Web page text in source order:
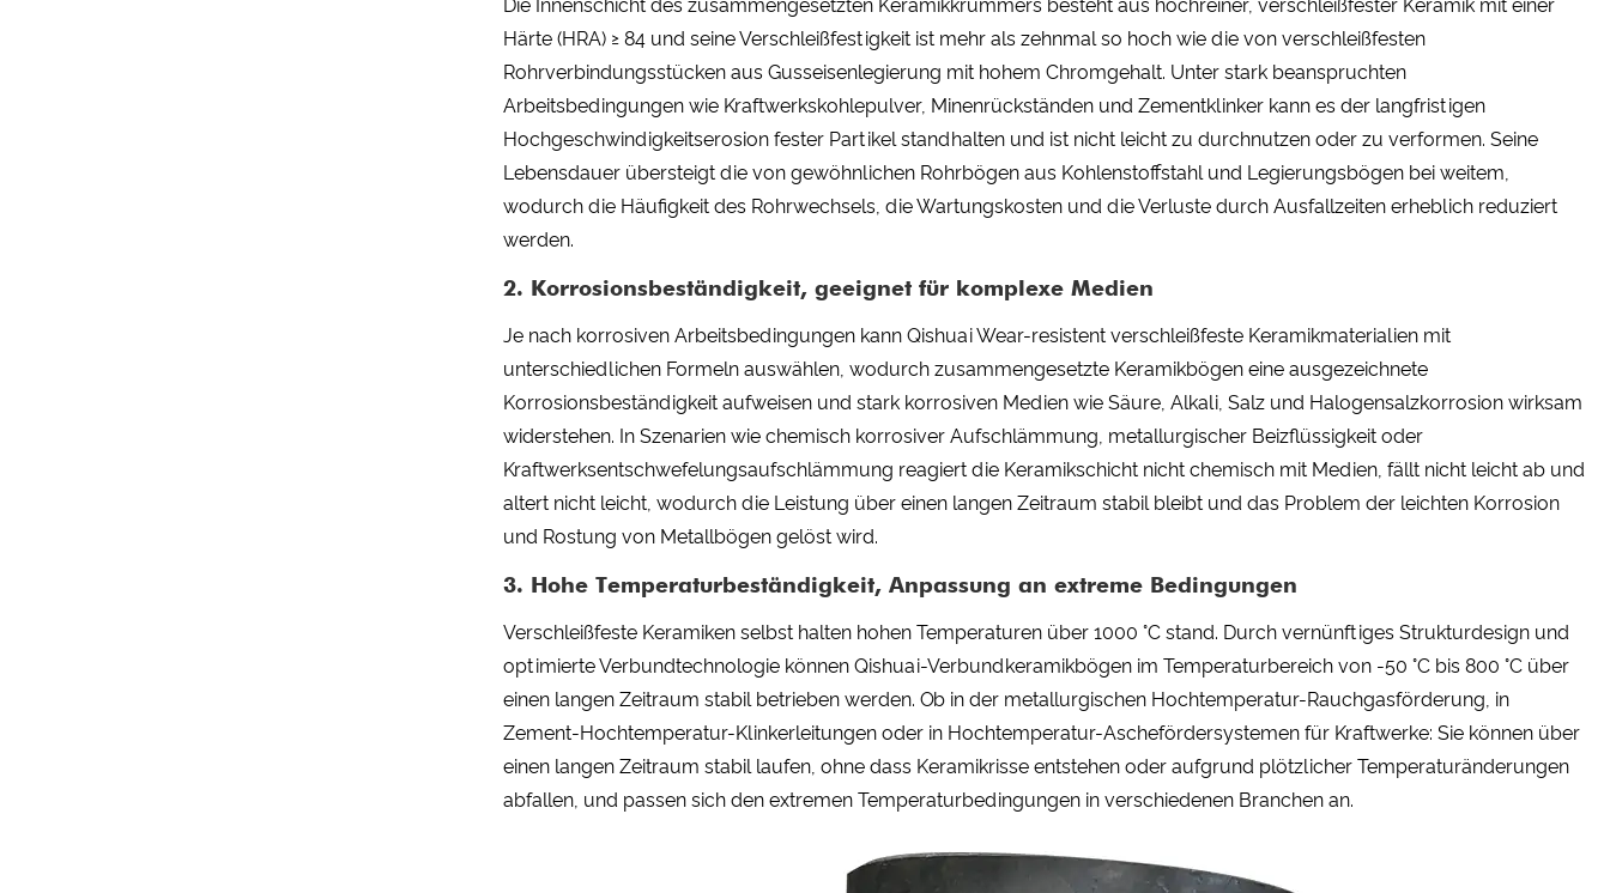
Die Innenschicht des zusammengesetzten Keramikkrümmers besteht aus hochreiner, verschleißfester Keramik mit einer
Härte (HRA) ≥ 84 und seine Verschleißfestigkeit ist mehr als zehnmal so hoch wie die von verschleißfesten
Rohrverbindungsstücken aus Gusseisenlegierung mit hohem Chromgehalt. Unter stark beanspruchten
Arbeitsbedingungen wie Kraftwerkskohlepulver, Minenrückständen und Zementklinker kann es der langfristigen
Hochgeschwindigkeitserosion fester Partikel standhalten und ist nicht leicht zu durchnutzen oder zu verformen. Seine
Lebensdauer übersteigt die von gewöhnlichen Rohrbögen aus Kohlenstoffstahl und Legierungsbögen bei weitem,
wodurch die Häufigkeit des Rohrwechsels, die Wartungskosten und die Verluste durch Ausfallzeiten erheblich reduziert
werden.
2. Korrosionsbeständigkeit, geeignet für komplexe Medien
Je nach korrosiven Arbeitsbedingungen kann Qishuai Wear-resistent verschleißfeste Keramikmaterialien mit
unterschiedlichen Formeln auswählen, wodurch zusammengesetzte Keramikbögen eine ausgezeichnete
Korrosionsbeständigkeit aufweisen und stark korrosiven Medien wie Säure, Alkali, Salz und Halogensalzkorrosion wirksam
widerstehen. In Szenarien wie chemisch korrosiver Aufschlämmung, metallurgischer Beizflüssigkeit oder
Kraftwerksentschwefelungsaufschlämmung reagiert die Keramikschicht nicht chemisch mit Medien, fällt nicht leicht ab und
altert nicht leicht, wodurch die Leistung über einen langen Zeitraum stabil bleibt und das Problem der leichten Korrosion
und Rostung von Metallbögen gelöst wird.
3. Hohe Temperaturbeständigkeit, Anpassung an extreme Bedingungen
Verschleißfeste Keramiken selbst halten hohen Temperaturen über 1000 °C stand. Durch vernünftiges Strukturdesign und
optimierte Verbundtechnologie können Qishuai-Verbundkeramikbögen im Temperaturbereich von -50 °C bis 800 °C über
einen langen Zeitraum stabil betrieben werden. Ob in der metallurgischen Hochtemperatur-Rauchgasförderung, in
Zement-Hochtemperatur-Klinkerleitungen oder in Hochtemperatur-Aschefördersystemen für Kraftwerke: Sie können über
einen langen Zeitraum stabil laufen, ohne dass Keramikrisse entstehen oder aufgrund plötzlicher Temperaturänderungen
abfallen, und passen sich den extremen Temperaturbedingungen in verschiedenen Branchen an.